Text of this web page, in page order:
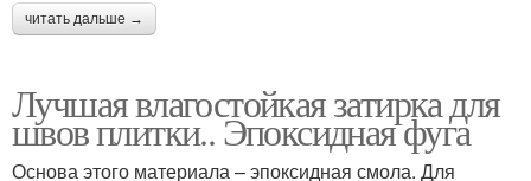
читать дальше →
Лучшая влагостойкая затирка для
швов плитки.. Эпоксидная фуга
Основа этого материала – эпоксидная смола. Для